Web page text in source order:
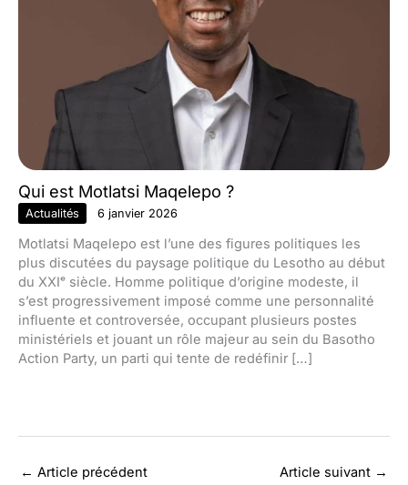
Qui est Motlatsi Maqelepo ?
Actualités 6 janvier 2026
Motlatsi Maqelepo est l’une des figures politiques les
plus discutées du paysage politique du Lesotho au début
du XXIᵉ siècle. Homme politique d’origine modeste, il
s’est progressivement imposé comme une personnalité
influente et controversée, occupant plusieurs postes
ministériels et jouant un rôle majeur au sein du Basotho
Action Party, un parti qui tente de redéfinir […]
← Article précédent Article suivant →